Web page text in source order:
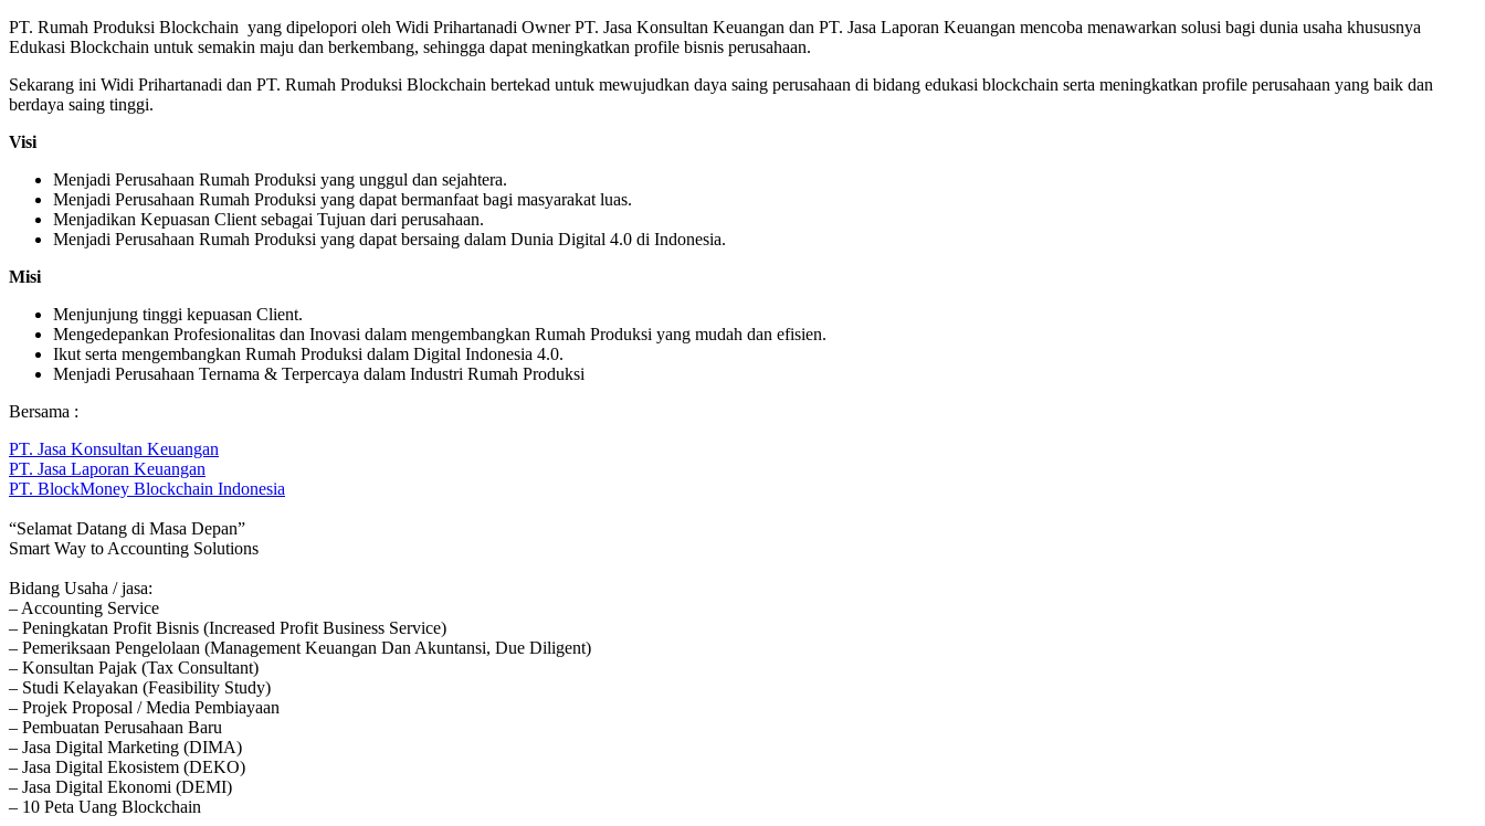
PT. Rumah Produksi Blockchain yang dipelopori oleh Widi Prihartanadi Owner PT. Jasa Konsultan Keuangan dan PT. Jasa Laporan Keuangan mencoba menawarkan solusi bagi dunia usaha khususnya
Edukasi Blockchain untuk semakin maju dan berkembang, sehingga dapat meningkatkan profile bisnis perusahaan.
Sekarang ini Widi Prihartanadi dan PT. Rumah Produksi Blockchain bertekad untuk mewujudkan daya saing perusahaan di bidang edukasi blockchain serta meningkatkan profile perusahaan yang baik dan
berdaya saing tinggi.
Visi
Menjadi Perusahaan Rumah Produksi yang unggul dan sejahtera.
Menjadi Perusahaan Rumah Produksi yang dapat bermanfaat bagi masyarakat luas.
Menjadikan Kepuasan Client sebagai Tujuan dari perusahaan.
Menjadi Perusahaan Rumah Produksi yang dapat bersaing dalam Dunia Digital 4.0 di Indonesia.
Misi
Menjunjung tinggi kepuasan Client.
Mengedepankan Profesionalitas dan Inovasi dalam mengembangkan Rumah Produksi yang mudah dan efisien.
Ikut serta mengembangkan Rumah Produksi dalam Digital Indonesia 4.0.
Menjadi Perusahaan Ternama & Terpercaya dalam Industri Rumah Produksi
Bersama :
PT. Jasa Konsultan Keuangan
PT. Jasa Laporan Keuangan
PT. BlockMoney Blockchain Indonesia
“Selamat Datang di Masa Depan”
Smart Way to Accounting Solutions
Bidang Usaha / jasa:
– Accounting Service
– Peningkatan Profit Bisnis (Increased Profit Business Service)
– Pemeriksaan Pengelolaan (Management Keuangan Dan Akuntansi, Due Diligent)
– Konsultan Pajak (Tax Consultant)
– Studi Kelayakan (Feasibility Study)
– Projek Proposal / Media Pembiayaan
– Pembuatan Perusahaan Baru
– Jasa Digital Marketing (DIMA)
– Jasa Digital Ekosistem (DEKO)
– Jasa Digital Ekonomi (DEMI)
– 10 Peta Uang Blockchain